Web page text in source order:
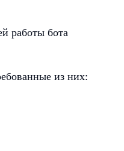
работы бота
из них: